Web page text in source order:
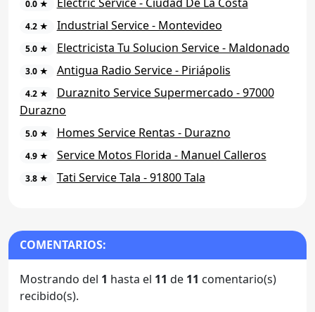
0.0 ★
4.2 ★ Industrial Service - Montevideo
5.0 ★ Electricista Tu Solucion Service - Maldonado
3.0 ★ Antigua Radio Service - Piriápolis
4.2 ★
Duraznito Service Supermercado - 97000
Durazno
5.0 ★ Homes Service Rentas - Durazno
4.9 ★ Service Motos Florida - Manuel Calleros
3.8 ★ Tati Service Tala - 91800 Tala
COMENTARIOS:
Mostrando del 1 hasta el 11 de 11 comentario(s)
recibido(s).